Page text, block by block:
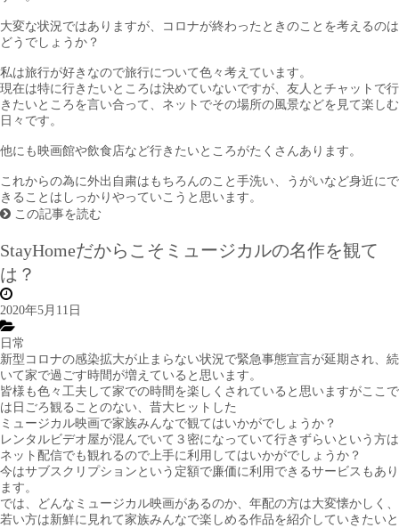
大変な状況ではありますが、コロナが終わったときのことを考えるのは
どうでしょうか？
私は旅行が好きなので旅行について色々考えています。
現在は特に行きたいところは決めていないですが、友人とチャットで行
きたいところを言い合って、ネットでその場所の風景などを見て楽しむ
日々です。
他にも映画館や飲食店など行きたいところがたくさんあります。
これからの為に外出自粛はもちろんのこと手洗い、うがいなど身近にで
きることはしっかりやっていこうと思います。
この記事を読む
StayHomeだからこそミュージカルの名作を観て
は？
2020年5月11日
日常
新型コロナの感染拡大が止まらない状況で緊急事態宣言が延期され、続
いて家で過ごす時間が増えていると思います。
皆様も色々工夫して家での時間を楽しくされていると思いますがここで
は日ごろ観ることのない、昔大ヒットした
ミュージカル映画で家族みんなで観てはいかがでしょうか？
レンタルビデオ屋が混んでいて３密になっていて行きずらいという方は
ネット配信でも観れるので上手に利用してはいかがでしょうか？
今はサブスクリプションという定額で廉価に利用できるサービスもあり
ます。
では、どんなミュージカル映画があるのか、年配の方は大変懐かしく、
若い方は新鮮に見れて家族みんなで楽しめる作品を紹介していきたいと